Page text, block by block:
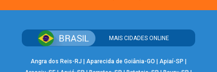
MAIS CIDADES ONLINE
Angra dos Reis-RJ | Aparecida de Goiânia-GO | Apiaí-SP |